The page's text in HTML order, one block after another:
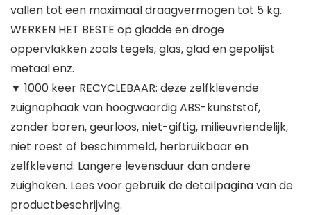
vallen tot een maximaal draagvermogen tot 5 kg.
WERKEN HET BESTE op gladde en droge
oppervlakken zoals tegels, glas, glad en gepolijst
metaal enz.
▼ 1000 keer RECYCLEBAAR: deze zelfklevende
zuignaphaak van hoogwaardig ABS-kunststof,
zonder boren, geurloos, niet-giftig, milieuvriendelijk,
niet roest of beschimmeld, herbruikbaar en
zelfklevend. Langere levensduur dan andere
zuighaken. Lees voor gebruik de detailpagina van de
productbeschrijving.